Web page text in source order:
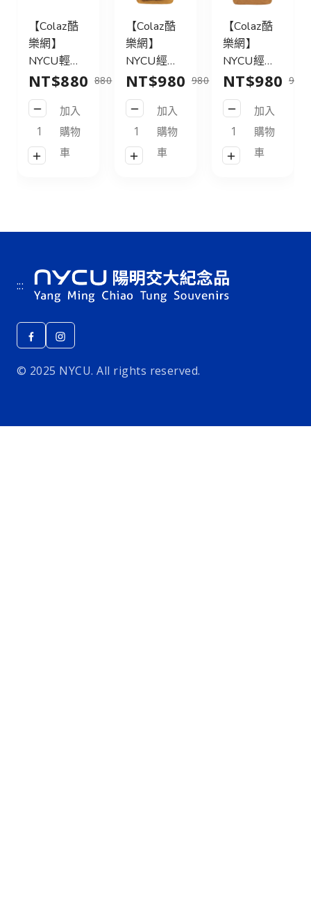
【Colaz酷
樂網】
NYCU輕旅
行後背包
21L_黑／
NYCU
Logo
Backpack
21L_Black
NT$880 880
加入
購物
車
【Colaz酷
樂網】
NYCU經典
後背包31L
皮標款_黑
／NYCU
Logo
Backpack
31L_Black
NT$980 980
加入
購物
車
【Colaz酷
樂網】
NYCU經典
後背包31L
皮標款_灰
綠／NYCU
Logo
Backpack
31L_Green
NT$980 980
加入
購物
車
:::
© 2025 NYCU. All rights reserved.